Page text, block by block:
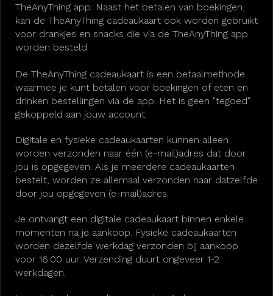
TheAnyThing app. Naast het betalen van boekingen,
kan de TheAnyThing cadeaukaart ook worden gebruikt
voor drankjes en snacks die via de TheAnyThing app
worden besteld.
De TheAnyThing cadeaukaart is een betaalmethode
waarmee je kunt betalen voor boekingen of eten en
drinken bestellingen via de app. Het is geen "tegoed"
gekoppeld aan jouw account.
Digitale en fysieke cadeaukaarten kunnen alleen
worden verzonden naar één (e-mail)adres dat door
jou is opgegeven. Als je meerdere cadeaukaarten
bestelt, worden ze allemaal verzonden naar datzelfde
door jou opgegeven (e-mail)adres.
Je ontvangt een digitale cadeaukaart binnen enkele
momenten na je aankoop. Fysieke cadeaukaarten
worden dezelfde werkdag verzonden bij aankoop
voor 16:00 uur. Verzending duurt ongeveer 1-2
werkdagen.